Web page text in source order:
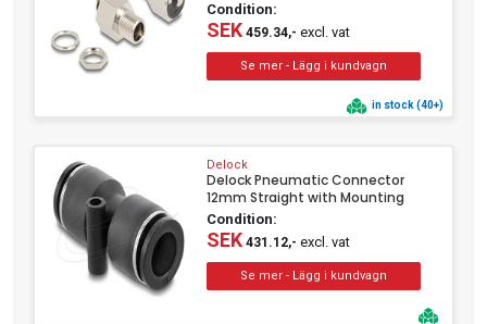
Condition:
SEK459.34,- excl. vat
in stock (40+)
Delock
Delock Pneumatic Connector
12mm Straight with Mounting
Condition:
SEK431.12,- excl. vat